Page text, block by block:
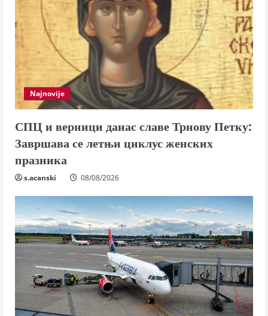
Najnovije
СПЦ и верници данас славе Трнову Петку:
Завршава се летњи циклус женских
празника
s.acanski 08/08/2026